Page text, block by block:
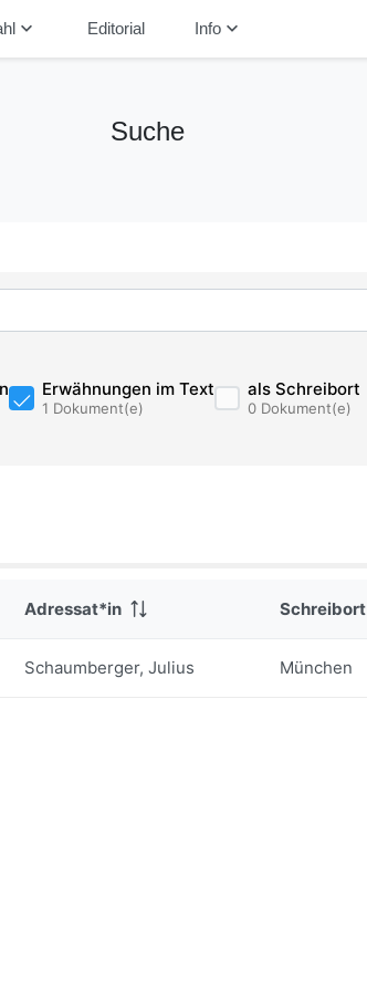
keyboard_arrow_down Editorial Infokeyboard_arrow_down
Suche
Erwähnungen im Text
1 Dokument(e)
als Schreibort
0 Dokument(e)
Adressat*in Schreibort
Schaumberger, Julius München